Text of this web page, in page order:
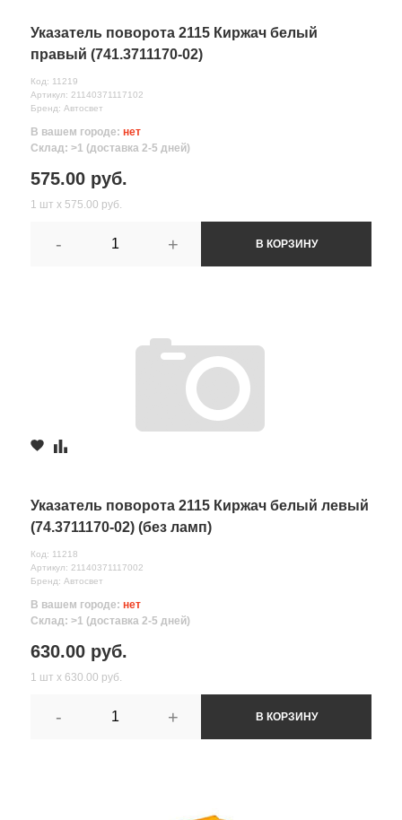
Указатель поворота 2115 Киржач белый
правый (741.3711170-02)
Код: 11219
Артикул: 21140371117102
Бренд: Автосвет
В вашем городе: нет
Склад: >1 (доставка 2-5 дней)
575.00 руб.
1 шт х 575.00 руб.
- + В КОРЗИНУ
Указатель поворота 2115 Киржач белый левый
(74.3711170-02) (без ламп)
Код: 11218
Артикул: 21140371117002
Бренд: Автосвет
В вашем городе: нет
Склад: >1 (доставка 2-5 дней)
630.00 руб.
1 шт х 630.00 руб.
- + В КОРЗИНУ